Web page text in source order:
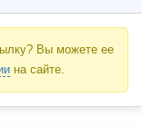
Вы можете ее
на сайте.